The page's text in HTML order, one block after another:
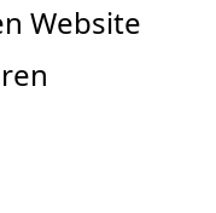
Website